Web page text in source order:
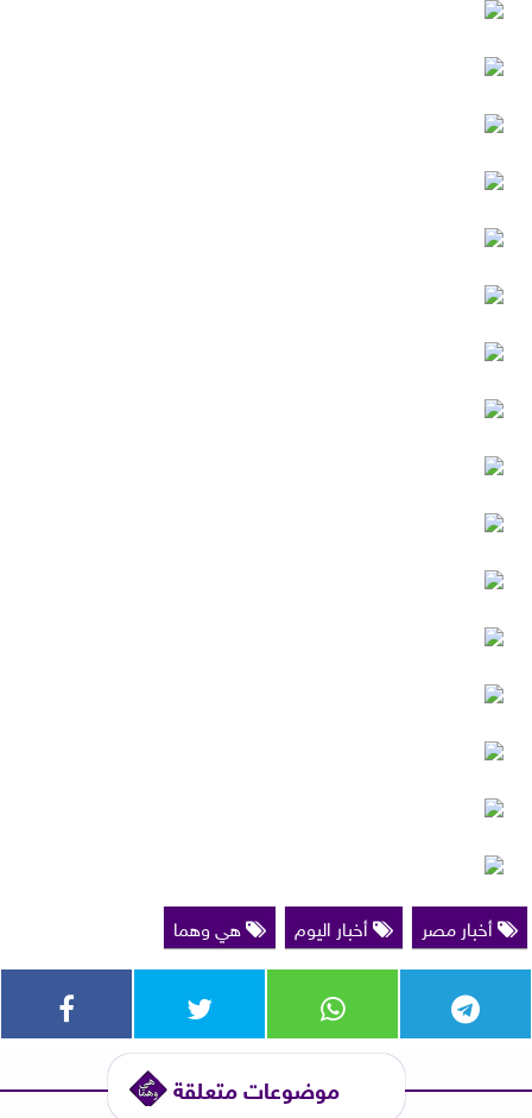
أخبار مصر أخبار اليوم هي وهما
موضوعات متعلقة